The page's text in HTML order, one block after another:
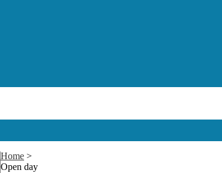
Home >
Open day